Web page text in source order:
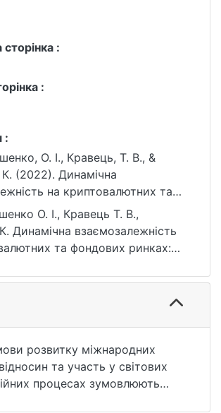
:
:
:
О. І., Кравець, Т. В., &
(2022). Динамічна
на криптовалютних та
множинна вейвлет-
Київського
університету імені Тараса
Економіка, (4(221)), 37–44.
10.17721/1728-
О. І., Кравець Т. В.,
Динамічна взаємозалежність
та фондових ринках:
національного університету
Шевченка. Економіка. 2022.
37—44. DOI: 10.17721/1728-
розвитку міжнародних
та участь у світових
процесах зумовлюють